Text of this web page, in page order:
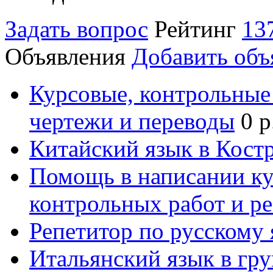
Задать вопрос Рейтинг
Объявления Добавить
Курсовые,
чертежи и переводы 0
Китайский язык в
Помощь в написании
контрольных работ и
Репетитор по русскому
Итальянский язык в